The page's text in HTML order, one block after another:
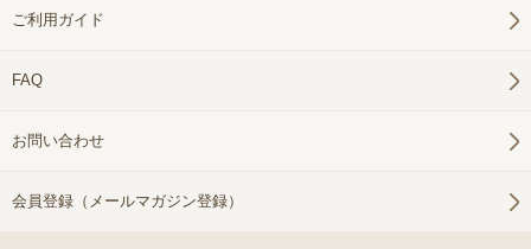
ご利用ガイド
FAQ
お問い合わせ
会員登録（メールマガジン登録）